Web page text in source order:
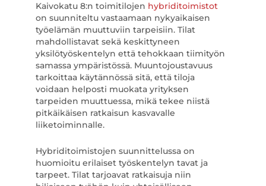
Kaivokatu 8:n toimitilojen hybriditoimistot
on suunniteltu vastaamaan nykyaikaisen
työelämän muuttuviin tarpeisiin. Tilat
mahdollistavat sekä keskittyneen
yksilötyöskentelyn että tehokkaan tiimityön
samassa ympäristössä. Muuntojoustavuus
tarkoittaa käytännössä sitä, että tiloja
voidaan helposti muokata yrityksen
tarpeiden muuttuessa, mikä tekee niistä
pitkäikäisen ratkaisun kasvavalle
liiketoiminnalle.
Hybriditoimistojen suunnittelussa on
huomioitu erilaiset työskentelyn tavat ja
tarpeet. Tilat tarjoavat ratkaisuja niin